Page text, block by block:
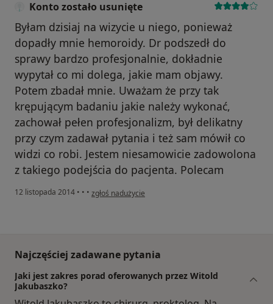
Konto zostało usunięte
Byłam dzisiaj na wizycie u niego, ponieważ
dopadły mnie hemoroidy. Dr podszedł do
sprawy bardzo profesjonalnie, dokładnie
wypytał co mi dolega, jakie mam objawy.
Potem zbadał mnie. Uważam że przy tak
krępującym badaniu jakie należy wykonać,
zachował pełen profesjonalizm, był delikatny
przy czym zadawał pytania i też sam mówił co
widzi co robi. Jestem niesamowicie zadowolona
z takiego podejścia do pacjenta. Polecam
12 listopada 2014 • • • w opinii użytkownika Konto zostało usunięte
zgłoś nadużycie
Najczęściej zadawane pytania
Jaki jest zakres porad oferowanych przez Witold
Jakubaszko?